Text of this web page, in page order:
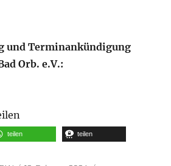
und Terminankündigung
Orb. e.V.:
teilen teilen